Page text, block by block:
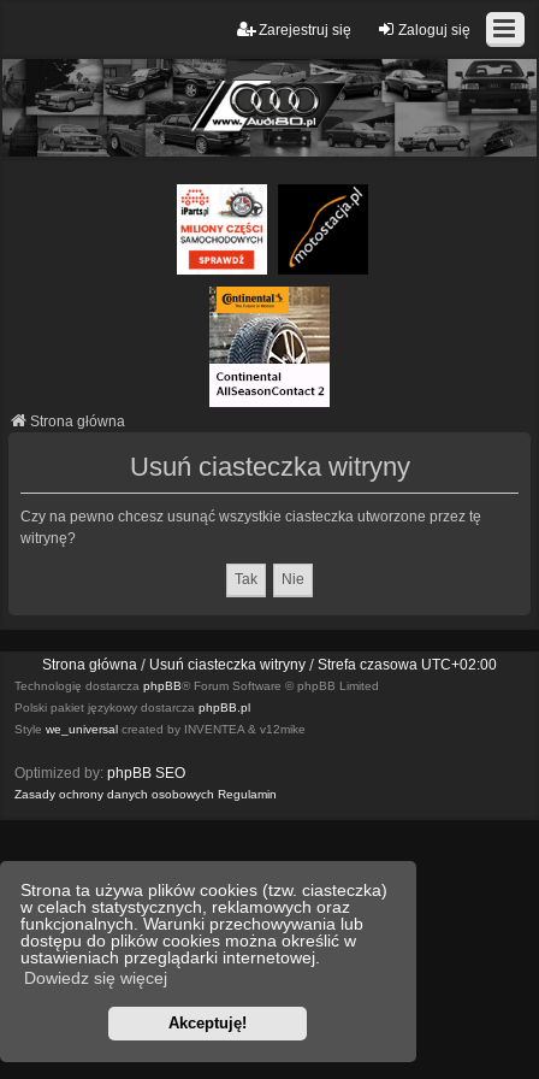
Strona ta używa plików cookies (tzw. ciasteczka)
w celach statystycznych, reklamowych oraz
funkcjonalnych. Warunki przechowywania lub
dostępu do plików cookies można określić w
ustawieniach przeglądarki internetowej.
Dowiedz się więcej
Akceptuję!
Zaloguj się
Zarejestruj się
Strona główna
Usuń ciasteczka witryny
Czy na pewno chcesz usunąć wszystkie ciasteczka utworzone przez tę
witrynę?
Strona główna Usuń ciasteczka witryny Strefa czasowa UTC+02:00
Technologię dostarcza phpBB® Forum Software © phpBB Limited
Polski pakiet językowy dostarcza phpBB.pl
Style we_universal created by INVENTEA & v12mike
Optimized by: phpBB SEO
Zasady ochrony danych osobowych Regulamin